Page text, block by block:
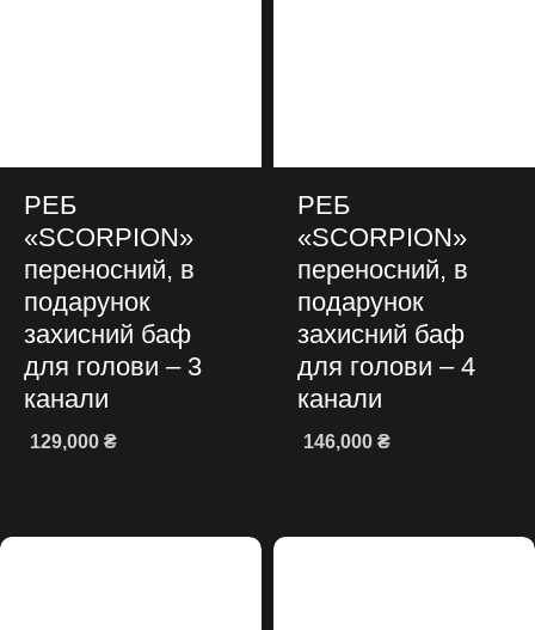
РЕБ
«SCORPION»
переносний, в
подарунок
захисний баф
для голови – 3
канали
129,000 ₴
РЕБ
«SCORPION»
переносний, в
подарунок
захисний баф
для голови – 4
канали
146,000 ₴